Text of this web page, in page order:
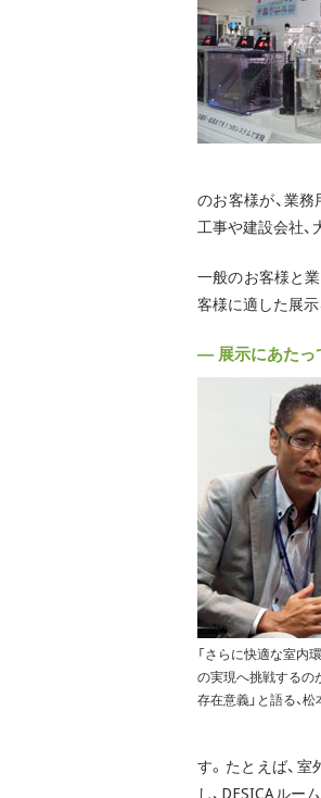
のお客様が、業
工事や建設会社、
一般のお客様と
客様に適した展
― 展示にあたっ
「さらに快適な室内
の実現へ挑戦するの
存在意義」と語る、松
す。たとえば、
し、DESICAルー